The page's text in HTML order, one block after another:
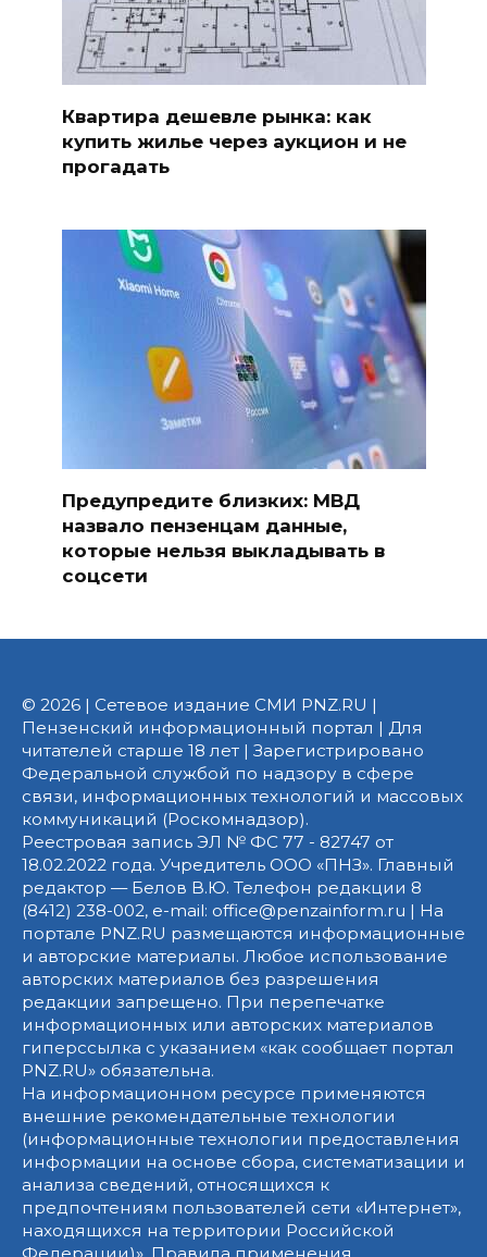
Квартира дешевле рынка: как
купить жилье через аукцион и не
прогадать
Предупредите близких: МВД
назвало пензенцам данные,
которые нельзя выкладывать в
соцсети
© 2026 | Сетевое издание СМИ PNZ.RU |
Пензенский информационный портал | Для
читателей старше 18 лет | Зарегистрировано
Федеральной службой по надзору в сфере
связи, информационных технологий и массовых
коммуникаций (Роскомнадзор).
Реестровая запись ЭЛ № ФС 77 - 82747 от
18.02.2022 года. Учредитель ООО «ПНЗ». Главный
редактор — Белов В.Ю. Телефон редакции 8
(8412) 238-002, e-mail: office@penzainform.ru | На
портале PNZ.RU размещаются информационные
и авторские материалы. Любое использование
авторских материалов без разрешения
редакции запрещено. При перепечатке
информационных или авторских материалов
гиперссылка с указанием «как сообщает портал
PNZ.RU» обязательна.
На информационном ресурсе применяются
внешние рекомендательные технологии
(информационные технологии предоставления
информации на основе сбора, систематизации и
анализа сведений, относящихся к
предпочтениям пользователей сети «Интернет»,
находящихся на территории Российской